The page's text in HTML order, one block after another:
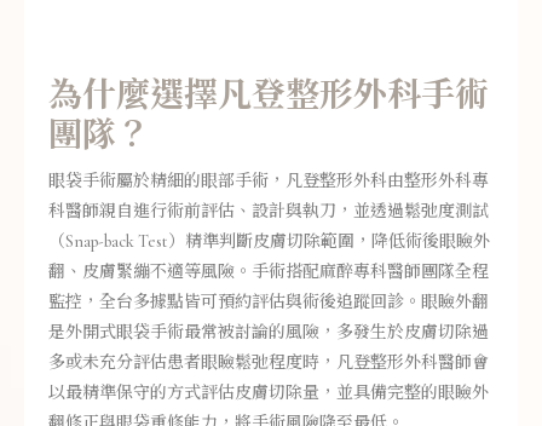
為什麼選擇凡登整形外科手術
團隊？
眼袋手術屬於精細的眼部手術，凡登整形外科由整形外科專
科醫師親自進行術前評估、設計與執刀，並透過鬆弛度測試
（Snap-back Test）精準判斷皮膚切除範圍，降低術後眼瞼外
翻、皮膚緊繃不適等風險。手術搭配麻醉專科醫師團隊全程
監控，全台多據點皆可預約評估與術後追蹤回診。眼瞼外翻
是外開式眼袋手術最常被討論的風險，多發生於皮膚切除過
多或未充分評估患者眼瞼鬆弛程度時，凡登整形外科醫師會
以最精準保守的方式評估皮膚切除量，並具備完整的眼瞼外